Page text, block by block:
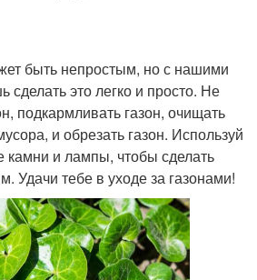
быть непростым, но с нашими
это легко и просто. Не
подкармливать газон, очищать
и обрезать газон. Используй
камни и лампы, чтобы сделать
Удачи тебе в уходе за газонами!